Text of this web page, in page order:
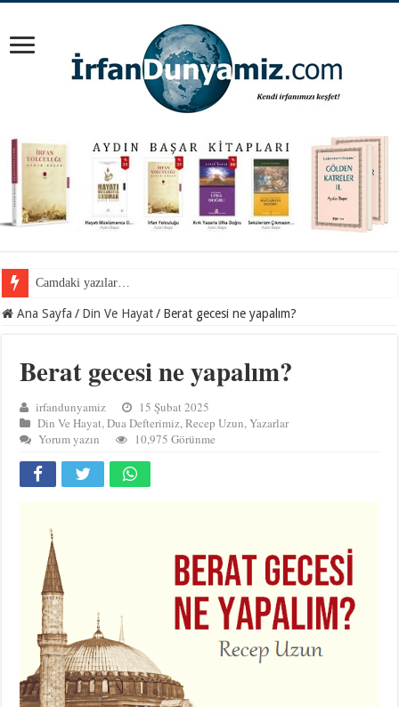
Cemil Gül Hocaefendi ile samimi bir sohbet…
Ana Sayfa / Din Ve Hayat / Berat gecesi ne yapalım?
Berat gecesi ne yapalım?
irfandunyamiz
15 Şubat 2025
Din Ve Hayat,Dua Defterimiz,Recep Uzun,Yazarlar
Yorum yazın
10,975 Görünme